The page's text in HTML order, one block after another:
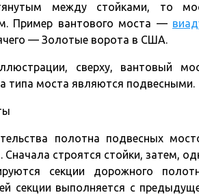
между стойками, то
Пример вантового моста —
— Золотые ворота в США.
сверху, вантовый
типа моста являются подвесными.
полотна подвесных
строятся стойки, затем,
секции дорожного
секции выполняется с